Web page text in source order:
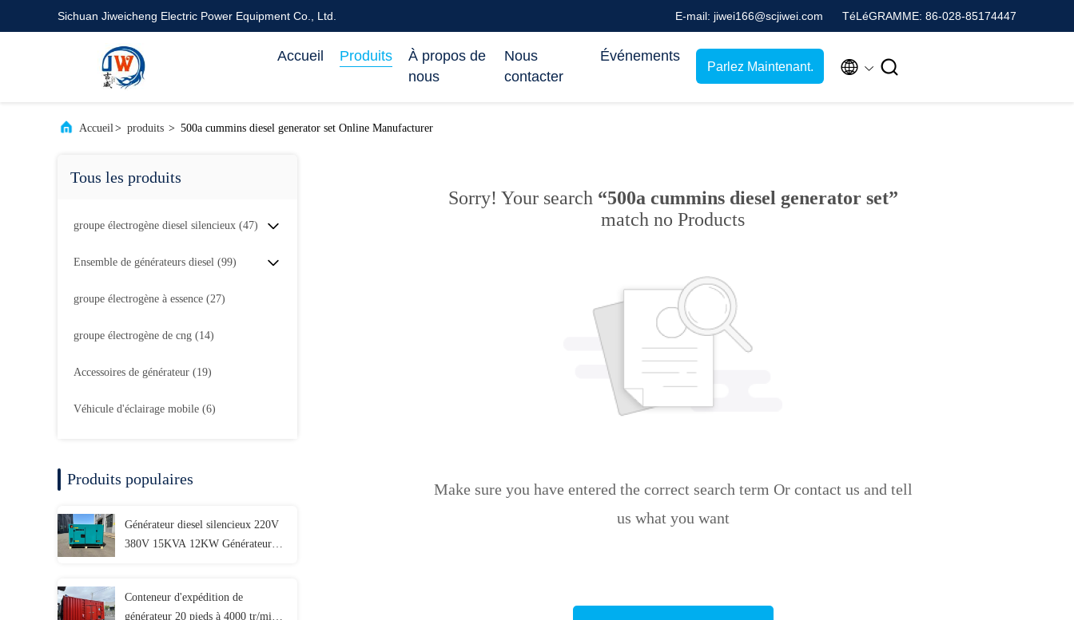
Sichuan Jiweicheng Electric Power Equipment Co., Ltd. E-mail: jiwei166@scjiwei.com TéLéGRAMME: 86-028-85174447
Accueil Produits
À propos de
nous
Nous
contacter
Événements
Parlez Maintenant.  
Accueil> produits > 500a cummins diesel generator set Online Manufacturer
Tous les produits
groupe électrogène diesel silencieux (47)
Ensemble de générateurs diesel (99)
groupe électrogène à essence (27)
groupe électrogène de cng (14)
Accessoires de générateur (19)
Véhicule d'éclairage mobile (6)
Produits populaires
Générateur diesel silencieux 220V
380V 15KVA 12KW Générateur
Conteneur d'expédition de
générateur 20 pieds à 4000 tr/min,
Sorry! Your search “500a cummins diesel generator set”
match no Products
Make sure you have entered the correct search term Or contact us and tell
us what you want